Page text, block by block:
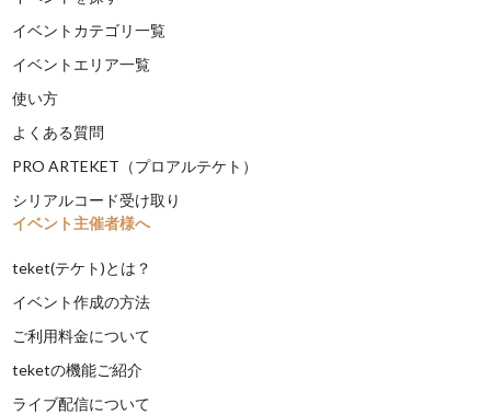
イベントカテゴリ一覧
イベントエリア一覧
使い方
よくある質問
PRO ARTEKET（プロアルテケト）
シリアルコード受け取り
イベント主催者様へ
teket(テケト)とは？
イベント作成の方法
ご利用料金について
teketの機能ご紹介
ライブ配信について